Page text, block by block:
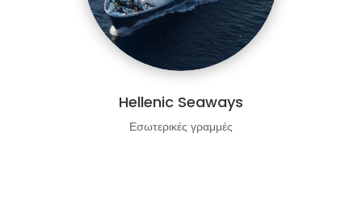
Hellenic Seaways
Εσωτερικές γραμμές